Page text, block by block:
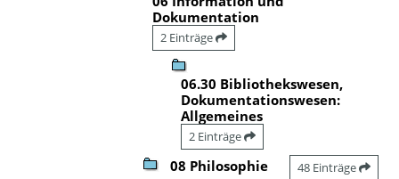
Dokumentation
2 Einträge
06.30 Bibliothekswesen,
Dokumentationswesen:
Allgemeines
2 Einträge
08 Philosophie 48 Einträge